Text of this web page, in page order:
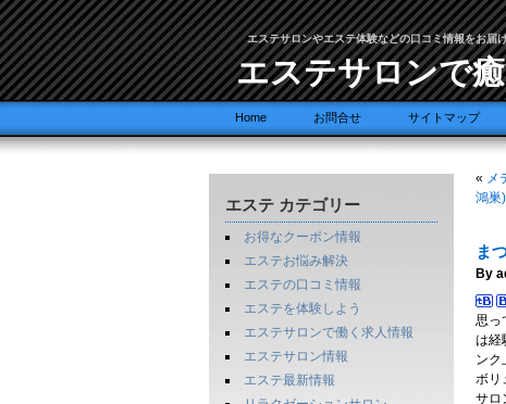
エステサロンやエステ体験などの口コミ情報をお届
エステサロンで
Home お問合せ サイトマップ
エステ カテゴリー
お得なクーポン情報
エステお悩み解決
エステの口コミ情報
エステを体験しよう
エステサロンで働く求人情報
エステサロン情報
エステ最新情報
« メ
鴻巣)
ま
By
思っ
は経
ンク
ボリ
サロ